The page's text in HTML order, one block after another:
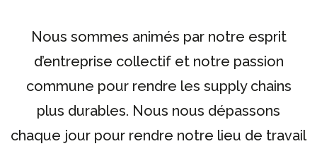
Nous sommes animés par notre esprit
d’entreprise collectif et notre passion
commune pour rendre les supply chains
plus durables. Nous nous dépassons
chaque jour pour rendre notre lieu de travail